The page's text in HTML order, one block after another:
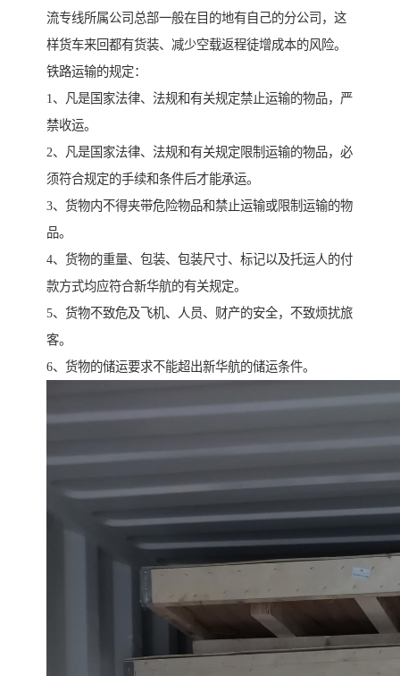
流专线所属公司总部一般在目的地有自己的分公司，这
样货车来回都有货装、减少空载返程徒增成本的风险。
铁路运输的规定：
1、凡是国家法律、法规和有关规定禁止运输的物品，严
禁收运。
2、凡是国家法律、法规和有关规定限制运输的物品，必
须符合规定的手续和条件后才能承运。
3、货物内不得夹带危险物品和禁止运输或限制运输的物
品。
4、货物的重量、包装、包装尺寸、标记以及托运人的付
款方式均应符合新华航的有关规定。
5、货物不致危及飞机、人员、财产的安全，不致烦扰旅
客。
6、货物的储运要求不能超出新华航的储运条件。